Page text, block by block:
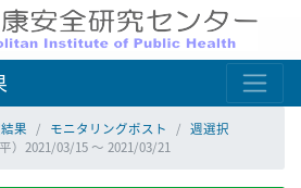
果 モニタリングポスト
週選択
）2021/03/15 ～ 2021/03/21